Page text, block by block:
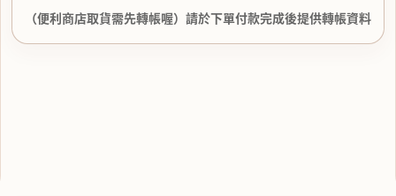
（便利商店取貨需先轉帳喔）請於下單付款完成後提供轉帳資料